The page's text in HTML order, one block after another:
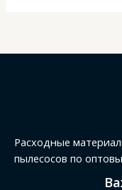
Расходные
пылесосов по